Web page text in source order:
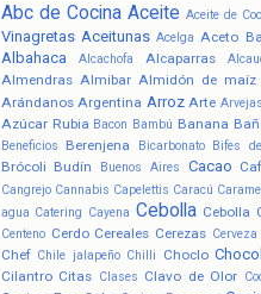
Abc de Cocina Aceite Aceite de
Vinagretas Aceitunas Acelga Aceto
Albahaca Alcachofa Alcaparras
Almendras Almibar Almidón de maíz
Arándanos Argentina Arroz Arte Arvejas
Azúcar Rubia Bacon Bambú Banana
Beneficios Berenjena Bicarbonato Bifes
Brócoli Budín Buenos Aires Cacao
Cangrejo Cannabis Capelettis Caracú
agua Catering Cayena Cebolla Cebolla
Centeno Cerdo Cereales Cerezas Cerveza
Chef Chile jalapeño Chilli Choclo
Cilantro Citas Clases Clavo de Olor